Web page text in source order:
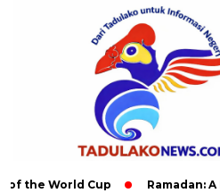
Cup Ramadan: A